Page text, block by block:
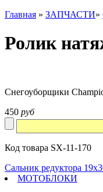
Главная » ЗАПЧАСТИ»
Ролик
Снегоуборщики
450 руб
Код товара SX-11-170
Сальник редуктора
МОТОБЛОКИ